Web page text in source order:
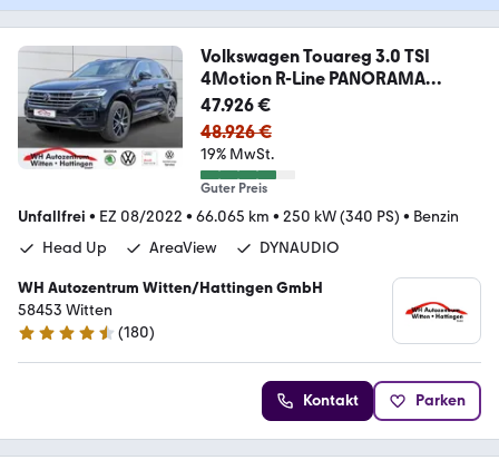
Volkswagen Touareg 3.0 TSI
4Motion R-Line PANORAMA
STANDHZG
47.926 €
48.926 €
19% MwSt.
Guter Preis
Unfallfrei • EZ 08/2022 • 66.065 km • 250 kW (340 PS) • Benzin
Head Up
AreaView DYNAUDIO
WH Autozentrum Witten/Hattingen GmbH
58453 Witten
4.3 Sterne
(180)
Kontakt Parken